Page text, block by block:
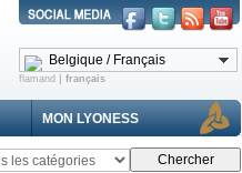
Belgique / Français
flamand| français
MON LYONESS